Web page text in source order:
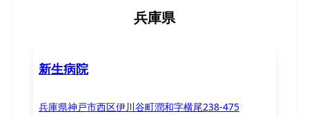
兵庫県
新生病院
兵庫県神戸市西区伊川谷町潤和字横尾238-475